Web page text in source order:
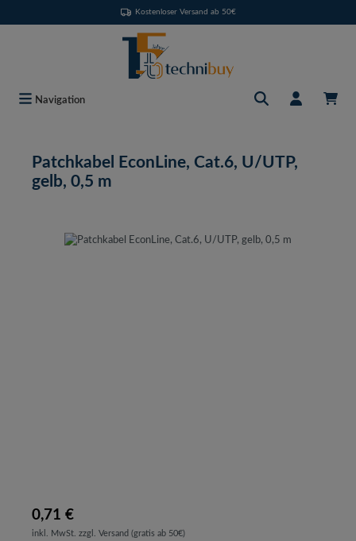
Kostenloser Versand ab 50€
Navigation
Patchkabel EconLine, Cat.6, U/UTP,
gelb, 0,5 m
Bildergalerie überspringen
0,71 €
inkl. MwSt. zzgl. Versand (gratis ab 50€)